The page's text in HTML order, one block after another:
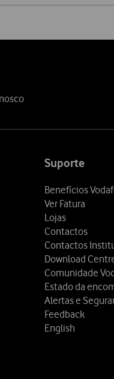
Suporte
Benefícios
Ver Fatura
Lojas
Contactos
Contactos
Download
Comunidade
Estado da
Alertas e
Feedback
English